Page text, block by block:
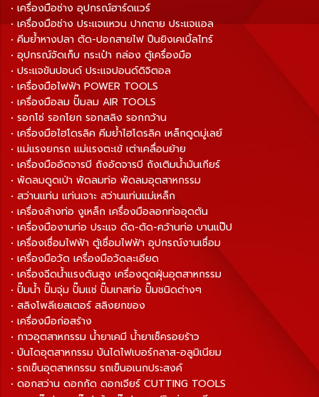
• เครื่องมือช่าง อุปกรณ์ฮาร์ดแวร์
• เครื่องมือช่าง ประแจแหวน ปากตาย ประแจแอล
• คีมย้ำหางปลา ตัด-ปอกสายไฟ ปืนยิงเคเบิ้ลไทร์
• อุปกรณ์จัดเก็บ กระเป๋า กล่อง ตู้เครื่องมือ
• ประแจขันปอนด์ ประแจปอนด์ดิจิตอล
• เครื่องมือไฟฟ้า POWER TOOLS
• เครื่องมือลม ปั๊มลม AIR TOOLS
• รอกโซ่ รอกโยก รอกสลิง รอกกว้าน
• เครื่องมือไฮโดรลิค คีมย้ำไฮโดรลิค เหล็กดูดมู่เลย์
• แม่แรงยกรถ แม่แรงตะเข้ เต่าเคลื่อนย้าย
• เครื่องมืออัดจารบี ถังอัดจารบี ถังเติมน้ำมันเกียร์
• พัดลมดูดเป่า พัดลมท่อ พัดลมอุตสาหกรรม
• สว่านแท่น แท่นเจาะ สว่านแท่นแม่เหล็ก
• เครื่องล้างท่อ งูเหล็ก เครื่องมือลอกท่ออุดตัน
• เครื่องมืองานท่อ ประแจ ดัด-ตัด-คว้านท่อ บานแป๊ป
• เครื่องเชื่อมไฟฟ้า ตู้เชื่อมไฟฟ้า อุปกรณ์งานเชื่อม
• เครื่องมือวัด เครื่องมือวัดละเอียด
• เครื่องฉีดน้ำแรงดันสูง เครื่องดูดฝุ่นอุตสาหกรรม
• ปั๊มน้ำ ปั๊มจุ่ม ปั๊มแช่ ปั๊มเทสท่อ ปั๊มชนิดต่างๆ
• สลิงโพลีเยสเตอร์ สลิงยกของ
• เครื่องมือก่อสร้าง
• กาวอุตสาหกรรม น้ำยาเคมี น้ำยาเช็ครอยร้าว
• บันไดอุตสาหกรรม บันไดไฟเบอร์กลาส-อลูมิเนียม
• รถเข็นอุตสาหกรรม รถเข็นอเนกประสงค์
• ดอกสว่าน ดอกกัด ดอกเจียร์ CUTTING TOOLS